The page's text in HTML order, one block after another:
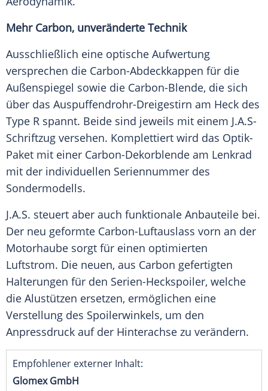
Mehr Carbon, unveränderte Technik
Ausschließlich eine optische Aufwertung
versprechen die Carbon-Abdeckkappen für die
Außenspiegel sowie die Carbon-Blende, die sich
über das Auspuffendrohr-Dreigestirn am Heck des
Type R spannt. Beide sind jeweils mit einem J.A.S-
Schriftzug versehen. Komplettiert wird das Optik-
Paket mit einer Carbon-Dekorblende am Lenkrad
mit der individuellen Seriennummer des
Sondermodells.
J.A.S. steuert aber auch funktionale Anbauteile bei.
Der neu geformte Carbon-Luftauslass vorn an der
Motorhaube sorgt für einen optimierten
Luftstrom. Die neuen, aus Carbon gefertigten
Halterungen für den Serien-Heckspoiler, welche
die Alustützen ersetzen, ermöglichen eine
Verstellung des Spoilerwinkels, um den
Anpressdruck auf der Hinterachse zu verändern.
Empfohlener externer Inhalt:
Glomex GmbH